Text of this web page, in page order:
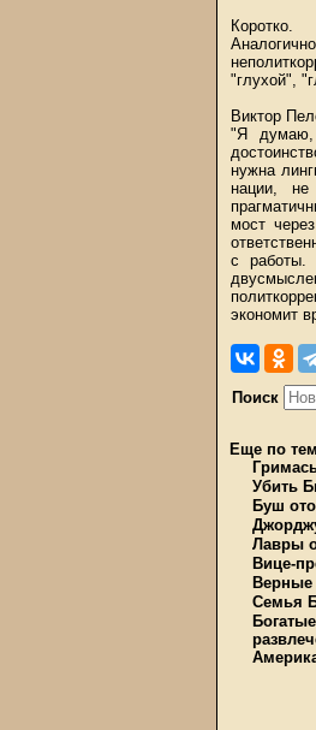
Коротко.
"глухой",
Виктор
"Я думаю,
нужна
нации, не
мост
с работы.
экономит
Поиск
Еще по
Убить
Буш
Лавры
Вице-
Верные
Семья